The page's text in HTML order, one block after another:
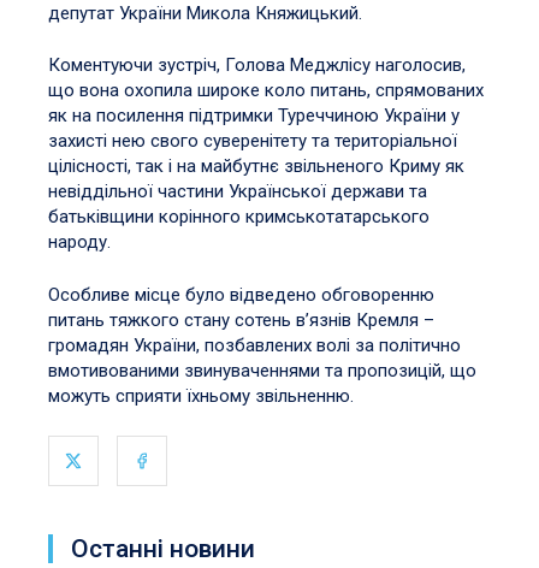
депутат України Микола Княжицький.
Коментуючи зустріч, Голова Меджлісу наголосив,
що вона охопила широке коло питань, спрямованих
як на посилення підтримки Туреччиною України у
захисті нею свого суверенітету та територіальної
цілісності, так і на майбутнє звільненого Криму як
невіддільної частини Української держави та
батьківщини корінного кримськотатарського
народу.
Особливе місце було відведено обговоренню
питань тяжкого стану сотень в’язнів Кремля – ​​
громадян України, позбавлених волі за політично
вмотивованими звинуваченнями та пропозицій, що
можуть сприяти їхньому звільненню.
Останні новини